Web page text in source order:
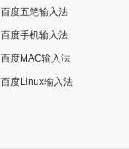
百度五笔输入法
百度手机输入法
百度MAC输入法
百度Linux输入法